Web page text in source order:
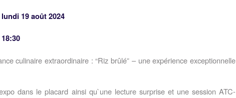
lundi 19 août 2024
18:30
culinaire extraordinaire : “Riz brûlé” – une expérience exceptionnelle
dans le placard ainsi qu`une lecture surprise et une session ATC-